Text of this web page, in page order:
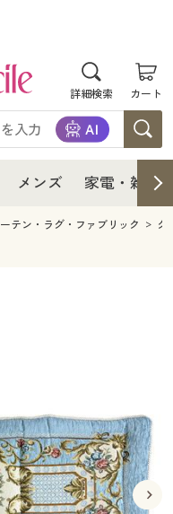
詳細検索 カート
メンズ 家電・雑貨
テン・ラグ・ファブリック ク